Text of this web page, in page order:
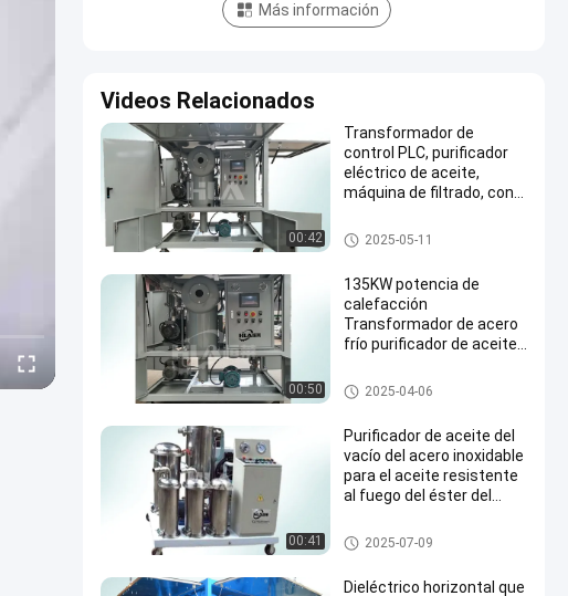
Más información
Videos Relacionados
00:42
Transformador de
control PLC, purificador
eléctrico de aceite,
máquina de filtrado, con
máquina de la filtración del ac
eite del transformador
2025-05-11
00:50
135KW potencia de
calefacción
Transformador de acero
frío purificador de aceite
purificación de aceite
máquina del purificador de ace
ite del transformador
2025-04-06
00:41
Purificador de aceite del
vacío del acero inoxidable
para el aceite resistente
al fuego del éster del
Vacío purificador de aceite
2025-07-09
Dieléctrico horizontal que